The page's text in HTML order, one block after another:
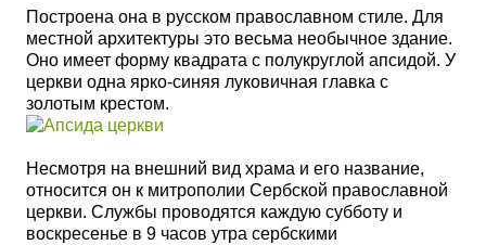
Построена она в русском православном стиле. Для
местной архитектуры это весьма необычное здание.
Оно имеет форму квадрата с полукруглой апсидой. У
церкви одна ярко-синяя луковичная главка с
золотым крестом.
Несмотря на внешний вид храма и его название,
относится он к митрополии Сербской православной
церкви. Службы проводятся каждую субботу и
воскресенье в 9 часов утра сербскими